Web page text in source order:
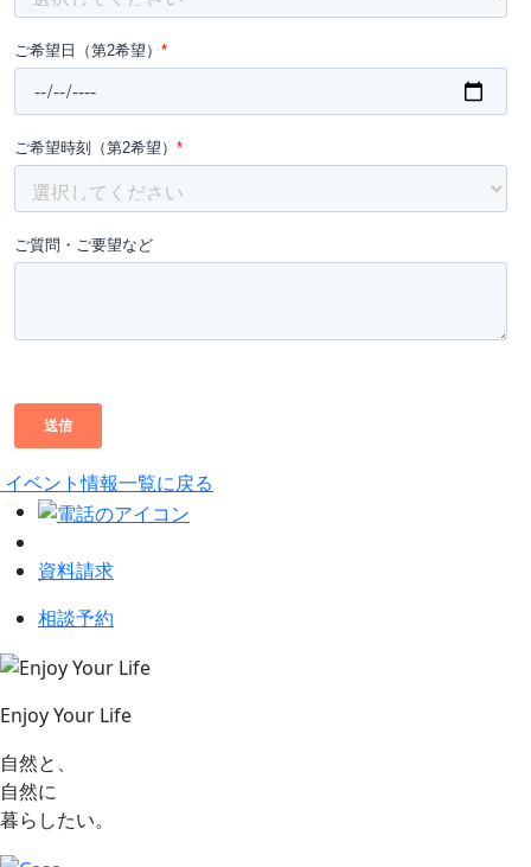
イベント情報一覧に戻る
資料請求
相談予約
Enjoy Your Life
自然と、
自然に
暮らしたい。